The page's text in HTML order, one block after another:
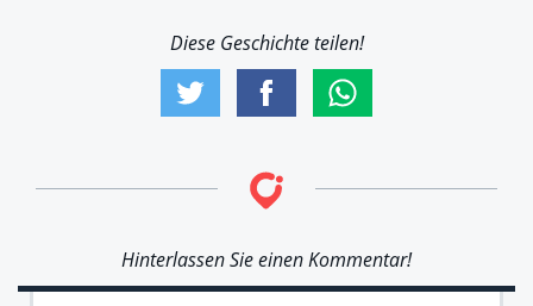
Diese Geschichte teilen!
Hinterlassen Sie einen Kommentar!